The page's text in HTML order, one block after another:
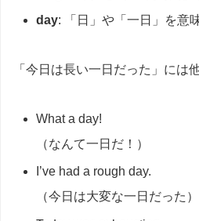
day: 「日」や「一日」を意
「今日は長い一日だった」には
What a day!
（なんて一日だ！）
I’ve had a rough day.
（今日は大変な一日だった）